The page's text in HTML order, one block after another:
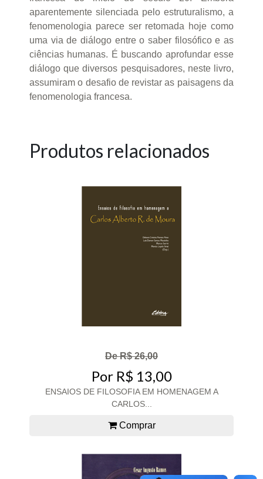
aparentemente silenciada pelo estruturalismo, a
fenomenologia parece ser retomada hoje como
uma via de diálogo entre o saber filosófico e as
ciências humanas. É buscando aprofundar esse
diálogo que diversos pesquisadores, neste livro,
assumiram o desafio de revistar as paisagens da
fenomenologia francesa.
Produtos relacionados
De R$ 26,00
Por R$ 13,00
ENSAIOS DE FILOSOFIA EM HOMENAGEM A
CARLOS...
Comprar